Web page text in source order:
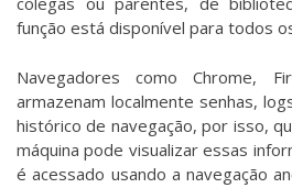
função está disponível para todos
Navegadores como Chrome,
armazenam localmente senhas,
histórico de navegação, por isso,
máquina pode visualizar essas
é acessado usando a navegação